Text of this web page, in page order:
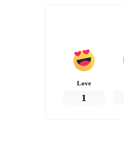
Love
1